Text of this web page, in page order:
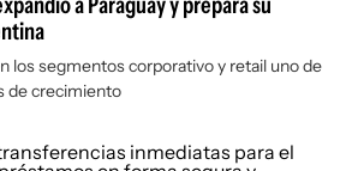
los segmentos corporativo y retail uno de
de crecimiento